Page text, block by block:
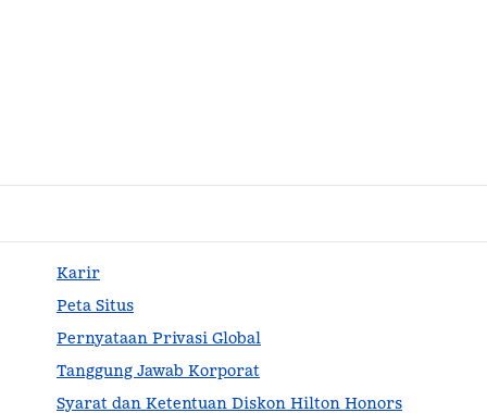
Karir
Peta Situs
Pernyataan Privasi Global
Tanggung Jawab Korporat
Syarat dan Ketentuan Diskon Hilton Honors